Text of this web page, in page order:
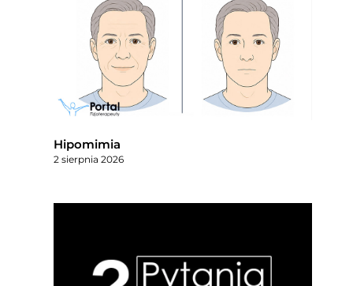
Hipomimia
2 sierpnia 2026